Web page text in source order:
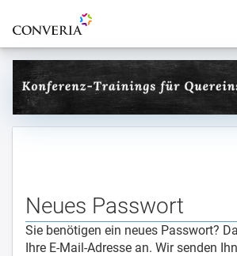
Zur Startseite
Neues Passwort
Sie benötigen ein neues Passwort?
Ihre E-Mail-Adresse an. Wir senden